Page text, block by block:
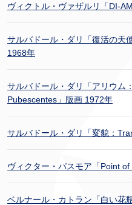
ヴィクトル・ヴァザルリ「DI-
サルバドール・ダリ「復活の天
1968年
サルバドール・ダリ「アリウム
Pubescentes」版画 1972年
サルバドール・ダリ「変貌：
ヴィクター・パスモア「Point
ベルナール・カトラン「白い花